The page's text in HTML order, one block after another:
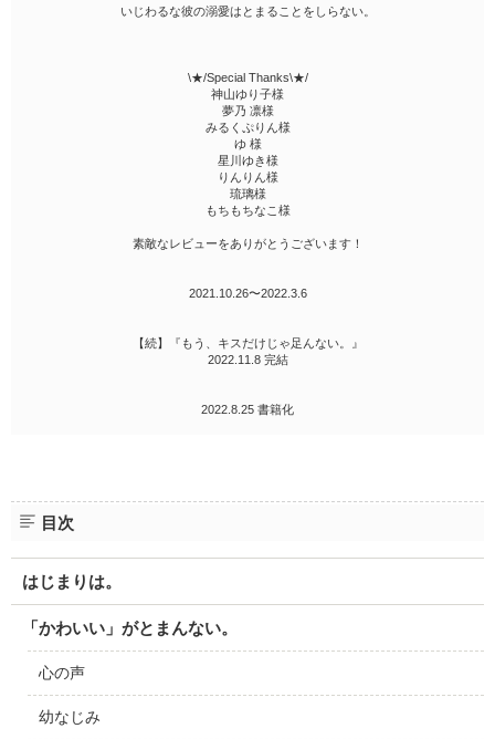
いじわるな彼の溺愛はとまることをしらない。
\★/Special Thanks\★/
神山ゆり子様
夢乃 凛様
みるくぷりん様
ゆ 様
星川ゆき様
りんりん様
琉璃様
もちもちなこ様
素敵なレビューをありがとうございます！
2021.10.26〜2022.3.6
【続】『もう、キスだけじゃ足んない。』
2022.11.8 完結
2022.8.25 書籍化
目次
はじまりは。
「かわいい」がとまんない。
心の声
幼なじみ